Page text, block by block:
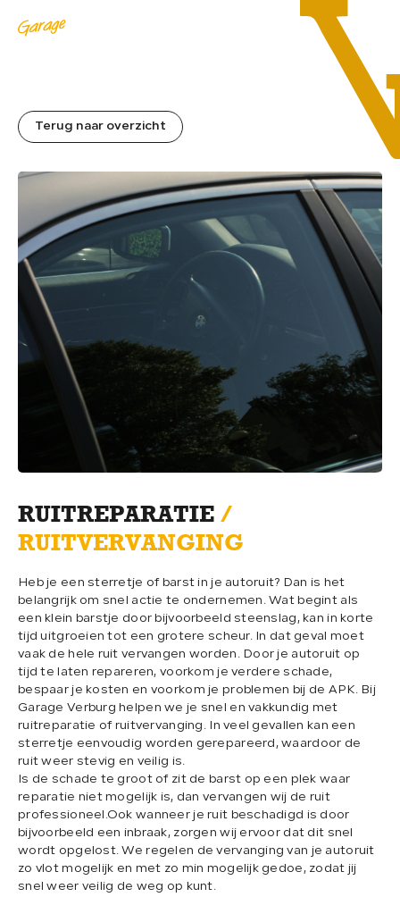
MENU
CONTACT
013-5053085
info@garageverburg.nl
ADRES
Slibbroek 20
5081NS
Hilvarenbeek
HOME
02. AANBOD
DIENSTEN
WERKPLAATS
OVER ONS
06.VERKOCHT
07.CONTACT
Terug naar overzicht
RUITREPARATIE /
RUITVERVANGING
Heb je een sterretje of barst in je autoruit? Dan is het
belangrijk om snel actie te ondernemen. Wat begint als
een klein barstje door bijvoorbeeld steenslag, kan in korte
tijd uitgroeien tot een grotere scheur. In dat geval moet
vaak de hele ruit vervangen worden. Door je autoruit op
tijd te laten repareren, voorkom je verdere schade,
bespaar je kosten en voorkom je problemen bij de APK. Bij
Garage Verburg helpen we je snel en vakkundig met
ruitreparatie of ruitvervanging. In veel gevallen kan een
sterretje eenvoudig worden gerepareerd, waardoor de
ruit weer stevig en veilig is.
Is de schade te groot of zit de barst op een plek waar
reparatie niet mogelijk is, dan vervangen wij de ruit
professioneel.Ook wanneer je ruit beschadigd is door
bijvoorbeeld een inbraak, zorgen wij ervoor dat dit snel
wordt opgelost. We regelen de vervanging van je autoruit
zo vlot mogelijk en met zo min mogelijk gedoe, zodat jij
snel weer veilig de weg op kunt.